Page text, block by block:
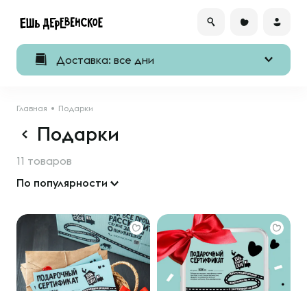
Доставка: все дни
Главная Подарки
Подарки
11 товаров
По популярности